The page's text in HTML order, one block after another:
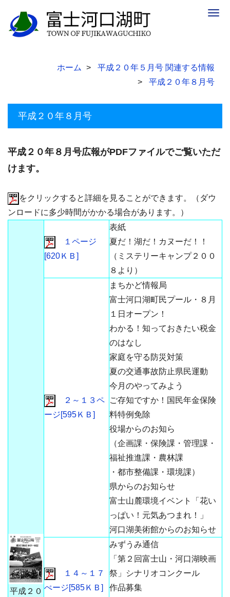
ホーム
平成２０年５月号 関連する情報
平成２０年８月号
平成２０年８月号
平成２０年８月号広報がPDFファイルでご覧いただ
けます。
をクリックすると詳細を見ることができます。（ダウ
ンロードに多少時間がかかる場合があります。）
平成２０
１ページ
[620ＫＢ]
表紙
夏だ！湖だ！カヌーだ！！
（ミステリーキャンプ２００
８より）
２～１３ペ
ージ[595ＫＢ]
まちかど情報局
富士河口湖町民プール・８月
１日オープン！
わかる！知っておきたい税金
のはなし
家庭を守る防災対策
夏の交通事故防止県民運動
今月のやってみよう
ご存知ですか！国民年金保険
料特例免除
役場からのお知ら
（企画課・保険課・管理課・
福祉推進課・農林課
・都市整備課・環境課）
県からのお知らせ
富士山麓環境イベント「花い
っぱい！元気あつまれ！」
河口湖美術館からのお知らせ
１４～１７
ぺージ[585ＫＢ]
みずうみ通信
「第２回富士山・河口湖映画
祭」シナリオコンクール
作品募集